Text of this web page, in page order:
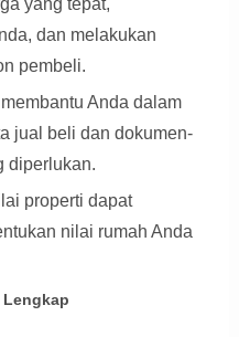
dan melakukan
pembeli.
Anda dalam
jual beli dan dokumen-
diperlukan.
properti dapat
nilai rumah Anda
Lengkap